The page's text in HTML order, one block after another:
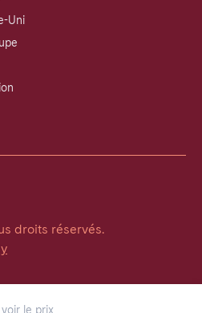
le prix
Uni
droits réservés.